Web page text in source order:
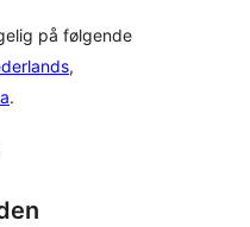
på følgende
,
.